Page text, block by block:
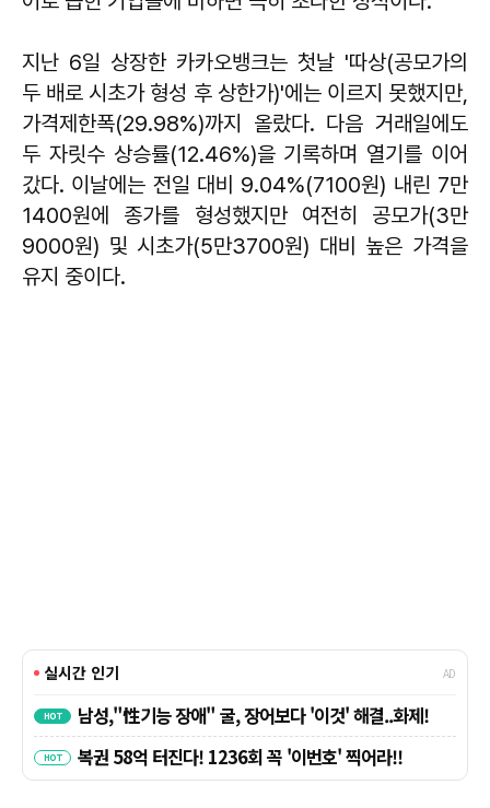
지난 6일 상장한 카카오뱅크는 첫날 '따상(공모가의
두 배로 시초가 형성 후 상한가)'에는 이르지 못했지만,
가격제한폭(29.98%)까지 올랐다. 다음 거래일에도
두 자릿수 상승률(12.46%)을 기록하며 열기를 이어
갔다. 이날에는 전일 대비 9.04%(7100원) 내린 7만
1400원에 종가를 형성했지만 여전히 공모가(3만
9000원) 및 시초가(5만3700원) 대비 높은 가격을
유지 중이다.